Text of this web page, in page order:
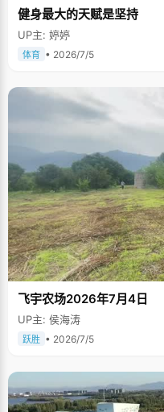
健身最大的天赋是坚持
UP主: 婷婷
体育 • 2026/7/5
飞宇农场2026年7月4日
UP主: 侯海涛
跃胜 • 2026/7/5